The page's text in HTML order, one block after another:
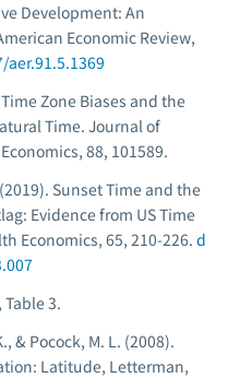
Development: An
Economic Review,
aer.91.5.1369
Zone Biases and the
Time. Journal of
, 88, 101589.
Sunset Time and the
Evidence from US Time
Economics, 65, 210-226. d
3.
& Pocock, M. L. (2008).
Latitude, Letterman,